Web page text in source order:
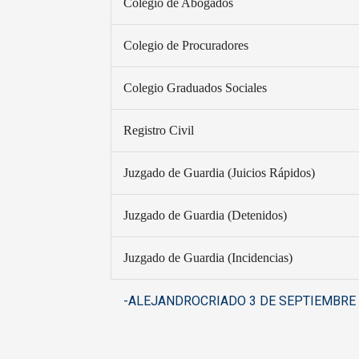
Colegio de Abogados
Colegio de Procuradores
Colegio Graduados Sociales
Registro Civil
Juzgado de Guardia (Juicios Rápidos)
Juzgado de Guardia (Detenidos)
Juzgado de Guardia (Incidencias)
-ALEJANDROCRIADO 3 DE